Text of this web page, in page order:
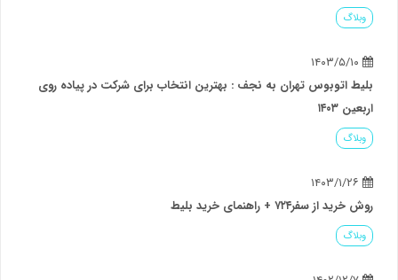
به نجف : بهترین انتخاب برای شرکت در پیاده روی